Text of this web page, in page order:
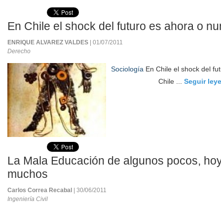
En Chile el shock del futuro es ahora o
ENRIQUE ALVAREZ VALDES
| 01/07/2011
Derecho
Sociología En Chile el shock del
Chile ... Seguir
La Mala Educación de algunos pocos,
muchos
Carlos Correa Recabal
| 30/06/2011
Ingeniería Civil